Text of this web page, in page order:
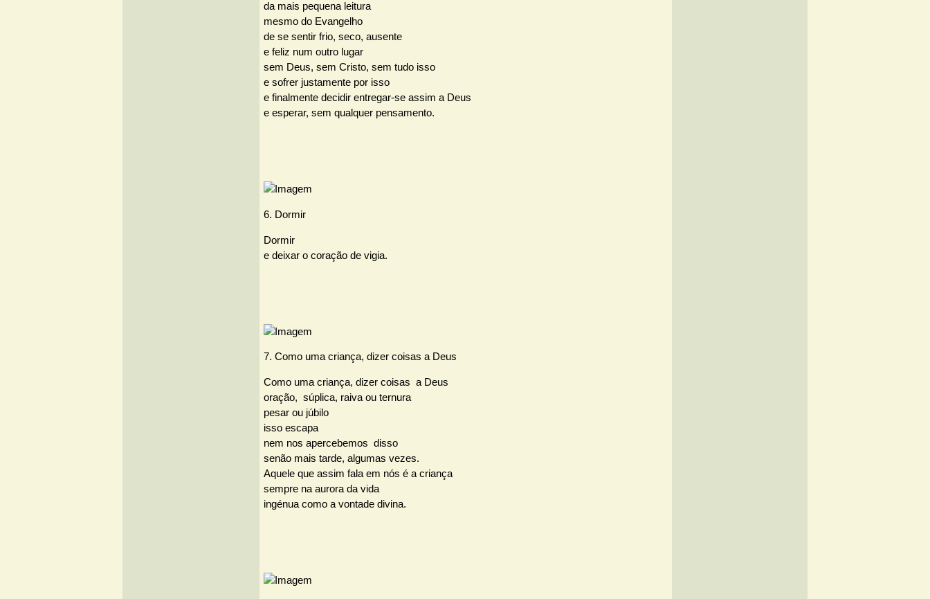
da mais pequena leitura
mesmo do Evangelho
de se sentir frio, seco, ausente
e feliz num outro lugar
sem Deus, sem Cristo, sem tudo isso
e sofrer justamente por isso
e finalmente decidir entregar-se assim a Deus
e esperar, sem qualquer pensamento.
6. Dormir
Dormir
e deixar o coração de vigia.
7. Como uma criança, dizer coisas a Deus
Como uma criança, dizer coisas a Deus
oração, súplica, raiva ou ternura
pesar ou júbilo
isso escapa
nem nos apercebemos disso
senão mais tarde, algumas vezes.
Aquele que assim fala em nós é a criança
sempre na aurora da vida
ingénua como a vontade divina.